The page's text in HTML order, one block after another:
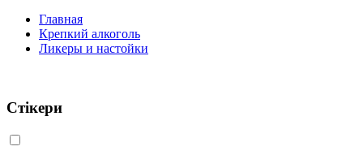
Главная
Крепкий алкоголь
Ликеры и настойки
Стікери